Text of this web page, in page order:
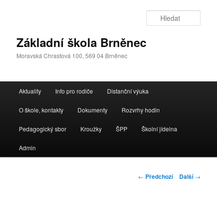
Základní škola Brněnec
Moravská Chrastová 100, 569 04 Brněnec
navigační
Aktuality Info pro rodiče Distanční výuka
O škole, kontakty Dokumenty Rozvrhy hodin
Pedagogický sbor Kroužky ŠPP Školní jídelna
Admin
Navigace
← Předchozí Další→